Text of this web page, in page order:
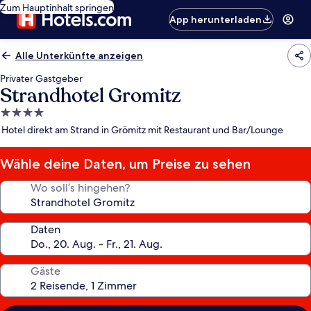
Zum Hauptinhalt springen
App herunterladen
Alle Unterkünfte anzeigen
Privater Gastgeber
Strandhotel Gromitz
4.0-
Sterne-
Hotel direkt am Strand in Grömitz mit Restaurant und Bar/Lounge
Wähle deine Daten, um Preise zu sehen
Wo soll’s hingehen?
Daten
Gäste